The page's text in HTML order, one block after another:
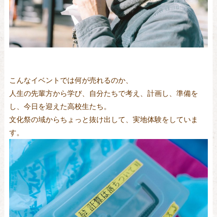
こんなイベントでは何が売れるのか、
人生の先輩方から学び、自分たちで考え、計画し、準備を
し、今日を迎えた高校生たち。
文化祭の域からちょっと抜け出して、実地体験をしていま
す。